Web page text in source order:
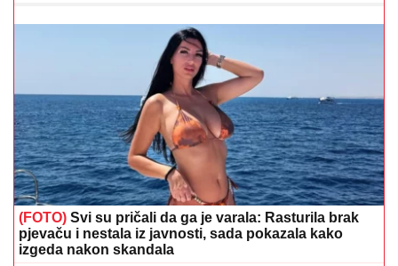
(FOTO) Svi su pričali da ga je varala: Rasturila brak
pjevaču i nestala iz javnosti, sada pokazala kako
izgeda nakon skandala